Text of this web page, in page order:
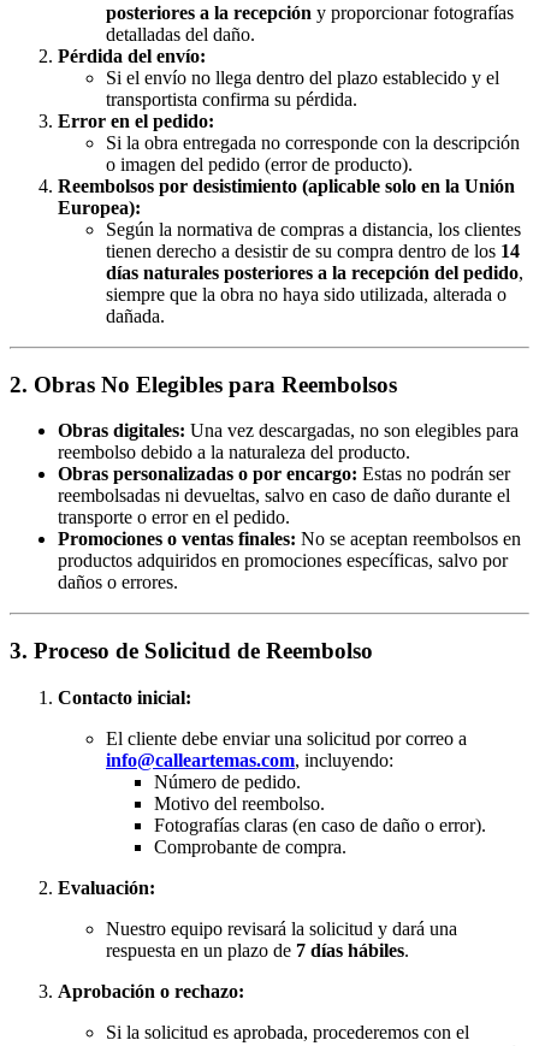
posteriores a la recepción y proporcionar fotografías
detalladas del daño.
Pérdida del envío:
Si el envío no llega dentro del plazo establecido y el
transportista confirma su pérdida.
Error en el pedido:
Si la obra entregada no corresponde con la descripción
o imagen del pedido (error de producto).
Reembolsos por desistimiento (aplicable solo en la Unión
Europea):
Según la normativa de compras a distancia, los clientes
tienen derecho a desistir de su compra dentro de los 14
días naturales posteriores a la recepción del pedido,
siempre que la obra no haya sido utilizada, alterada o
dañada.
2. Obras No Elegibles para Reembolsos
Obras digitales: Una vez descargadas, no son elegibles para
reembolso debido a la naturaleza del producto.
Obras personalizadas o por encargo: Estas no podrán ser
reembolsadas ni devueltas, salvo en caso de daño durante el
transporte o error en el pedido.
Promociones o ventas finales: No se aceptan reembolsos en
productos adquiridos en promociones específicas, salvo por
daños o errores.
3. Proceso de Solicitud de Reembolso
Contacto inicial:
El cliente debe enviar una solicitud por correo a
info@calleartemas.com, incluyendo:
Número de pedido.
Motivo del reembolso.
Fotografías claras (en caso de daño o error).
Comprobante de compra.
Evaluación:
Nuestro equipo revisará la solicitud y dará una
respuesta en un plazo de 7 días hábiles.
Aprobación o rechazo:
Si la solicitud es aprobada, procederemos con el